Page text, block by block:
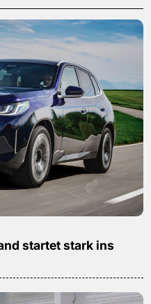
startet stark ins